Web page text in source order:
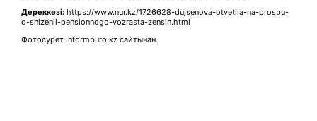
Дереккөзі: https://www.nur.kz/1726628-dujsenova-otvetila-na-prosbu-
o-snizenii-pensionnogo-vozrasta-zensin.html
Фотосурет informburo.kz сайтынан.